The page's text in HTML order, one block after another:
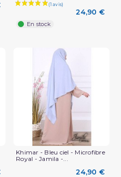
24,90 €
En stock
Khimar - Bleu ciel - Microfibre
Royal - Jamila -...
24,90 €